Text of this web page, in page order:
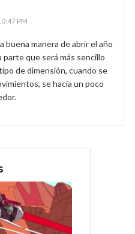
PM
buena manera de abrir el año
parte que será más sencillo
de dimensión, cuando se
se hacía un poco